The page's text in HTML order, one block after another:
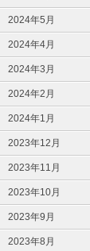
2024年5月
2024年4月
2024年3月
2024年2月
2024年1月
2023年12月
2023年11月
2023年10月
2023年9月
2023年8月